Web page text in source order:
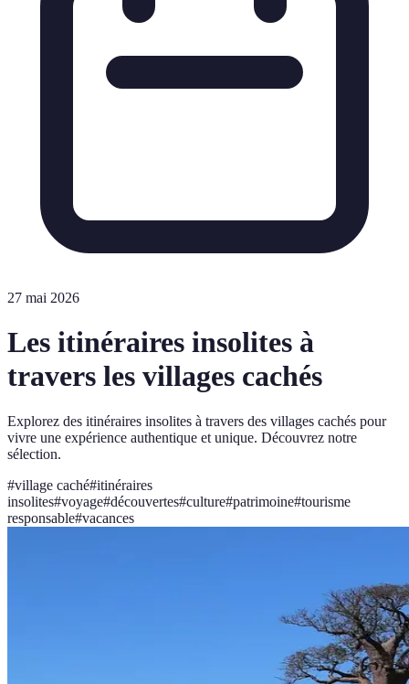
27 mai 2026
Les itinéraires insolites à
travers les villages cachés
Explorez des itinéraires insolites à travers des villages cachés pour
vivre une expérience authentique et unique. Découvrez notre
sélection.
#village caché#itinéraires
insolites#voyage#découvertes#culture#patrimoine#tourisme
responsable#vacances